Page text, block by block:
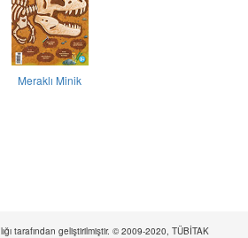
Meraklı Minik
tarafından geliştirilmiştir. © 2009-2020, TÜBİTAK